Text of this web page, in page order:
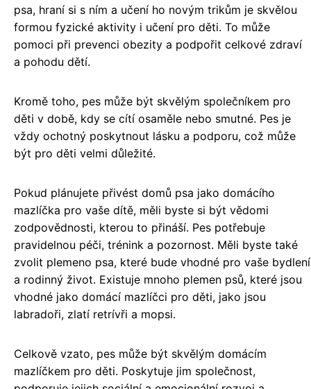
psa, hraní si s ním a učení ho novým trikům je skvělou
formou fyzické aktivity i učení pro děti. To může
pomoci při prevenci obezity a podpořit celkové zdraví
a pohodu dětí.
Kromě toho, pes může být skvělým společníkem pro
děti v době, kdy se cítí osaměle nebo smutné. Pes je
vždy ochotný poskytnout lásku a podporu, což může
být pro děti velmi důležité.
Pokud plánujete přivést domů psa jako domácího
mazlíčka pro vaše dítě, měli byste si být vědomi
zodpovědnosti, kterou to přináší. Pes potřebuje
pravidelnou péči, trénink a pozornost. Měli byste také
zvolit plemeno psa, které bude vhodné pro vaše bydlení
a rodinný život. Existuje mnoho plemen psů, které jsou
vhodné jako domácí mazlíčci pro děti, jako jsou
labradoři, zlatí retrívři a mopsi.
Celkově vzato, pes může být skvělým domácím
mazlíčkem pro děti. Poskytuje jim společnost,